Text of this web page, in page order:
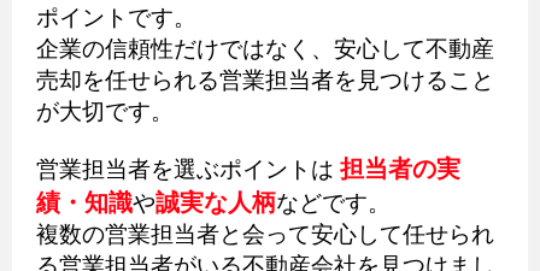
ポイントです。
企業の信頼性だけではなく、安心して不動産
売却を任せられる営業担当者を見つけること
が大切です。
営業担当者を選ぶポイントは 担当者の実
績・知識や誠実な人柄などです。
複数の営業担当者と会って安心して任せられ
る営業担当者がいる不動産会社を見つけまし